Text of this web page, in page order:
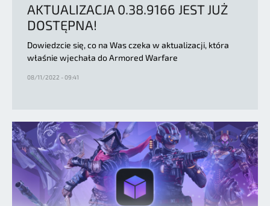
AKTUALIZACJA 0.38.9166 JEST JUŻ
DOSTĘPNA!
Dowiedzcie się, co na Was czeka w aktualizacji, która
właśnie wjechała do Armored Warfare
08/11/2022 - 09:41